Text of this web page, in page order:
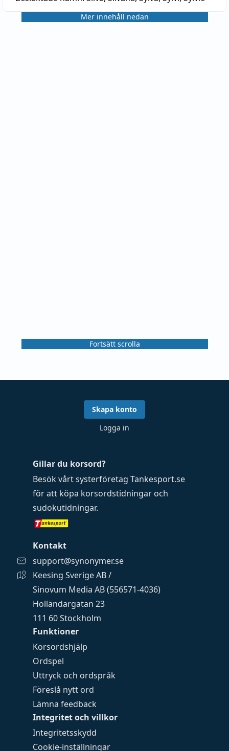
Mer innehåll nedan
Fortsätt scrolla
Funktioner
Korsordshjälp
Ordspel
Uttryck och ordspråk
Föreslå nytt ord
Lämna feedback
Integritet och villkor
Integritetsskydd
Cookie-inställningar
Gillar du korsord?
Besök vårt systerföretag Tankesport.se
för att köpa korsordstidningar och
sudokutidningar.
Kontakt
support@synonymer.se
Keesing Sverige AB /
Sinovum Media AB (556571-4036)
Holländargatan 23
111 60 Stockholm
Skapa konto
Logga in